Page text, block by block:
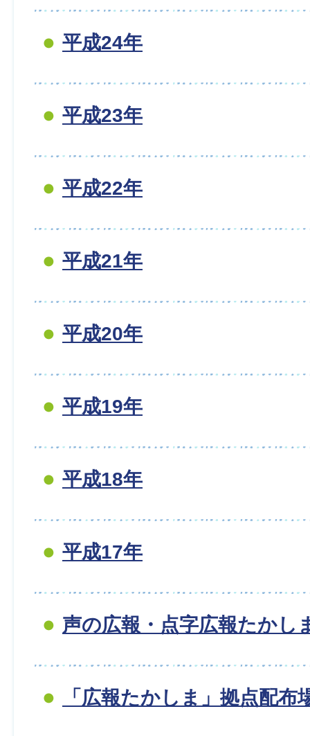
平成24年
平成23年
平成22年
平成21年
平成20年
平成19年
平成18年
平成17年
声の広報・点字広報たかし
「広報たかしま」拠点配布